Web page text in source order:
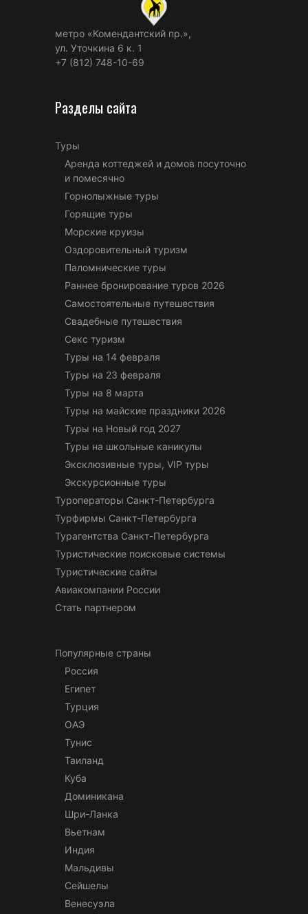
метро «Комендантский пр.»,
ул. Уточкина 6 к. 1
+7 (812) 748-10-69
Разделы сайта
Туры
Аренда коттеджей и домов посуточно
и помесячно
Горнолыжные туры
Горящие туры
Морские круизы
Оздоровительный туризм
Паломнические туры
Раннее бронирование туров 2026
Самостоятельные путешествия
Свадебные путешествия
Секс туризм
Туры на 14 февраля
Туры на 23 февраля
Туры на 8 марта
Туры на майские праздники 2026
Туры на Новый год 2027
Туры на школьные каникулы
Эксклюзивные туры, VIP туры
Экскурсионные туры
Туроператоры Санкт-Петербурга
Турфирмы Санкт-Петербурга
Турагентства Санкт-Петербурга
Туристические поисковые системы
Туристические сайты
Авиакомпании России
Стать партнером
Популярные страны
Россия
Египет
Турция
ОАЭ
Тунис
Таиланд
Куба
Доминикана
Шри-Ланка
Вьетнам
Индия
Мальдивы
Сейшелы
Венесуэла